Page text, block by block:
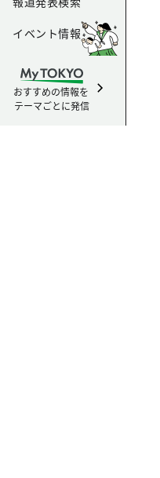
イベント情報
おすすめの情報を
テーマごとに発信